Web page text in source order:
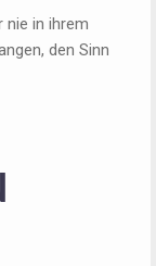
nie in ihrem
den Sinn